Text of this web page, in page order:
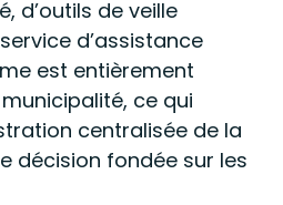
d’outils de veille
d’assistance
est entièrement
municipalité, ce qui
centralisée de la
décision fondée sur les